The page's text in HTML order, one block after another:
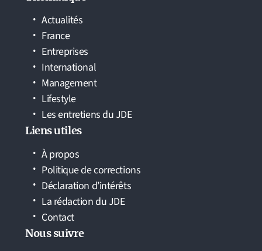
Actualités
France
Entreprises
International
Management
Lifestyle
Les entretiens du JDE
Liens utiles
À propos
Politique de corrections
Déclaration d’intérêts
La rédaction du JDE
Contact
Nous suivre